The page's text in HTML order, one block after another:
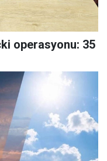
operasyonu: 35